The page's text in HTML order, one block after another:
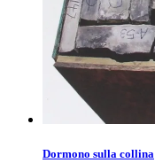
Dormono sulla collina